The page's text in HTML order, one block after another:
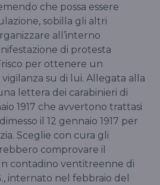
che possa essere
sobilla gli altri
all’interno
di protesta
per ottenere un
su di lui. Allegata alla
lettera dei carabinieri di
1917 che avvertono trattasi
il 12 gennaio 1917 per
Sceglie con cura gli
comprovare il
contadino ventitreenne di
internato nel febbraio del